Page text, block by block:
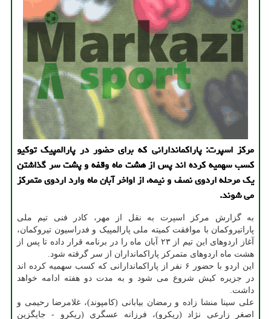
مركز اسپرت: پاراكماندارانی كه برای حضور در پارالمپیك توكیو
كسب سهمیه كرده اند پس از هشت ماه وقفه و پشت سر گذاشتن
یك مرحله اردوی نصف و نیمه، از اواخر آبان ماه وارد اردوی متمركز
می شوند.
به گزارش مرکز اسپرت به نقل از مهر، کادر فنی تیم ملی
پاراتیروکمان با موافقت کمیته ملی پارالمپیک و فدراسیون تیروکمان،
آغاز اردوهای این تیم از ۲۳ آبان ماه را در برنامه قرار داده تا پس از
هشت ماه اردوهای متمرکز پاراکمانداران از سر گرفته شود.
این اردو با حضور ۶ نفر از پاراکماندارانی که کسب سهمیه کرده اند
در جزیره کیش شروع می شود و به مدت دو هفته ادامه خواهد
داشت.
علی سینا منشا زاده و رمضان بیابانی (کامپوند)، غلامرضا رحیمی و
اصغر زارعی نژاد (ریکرو)، فرزانه عسگری (ریکرو - جایگزین